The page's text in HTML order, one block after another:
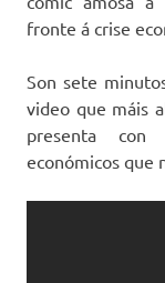
fronte á crise
Son sete
video que máis
presenta con
económicos que